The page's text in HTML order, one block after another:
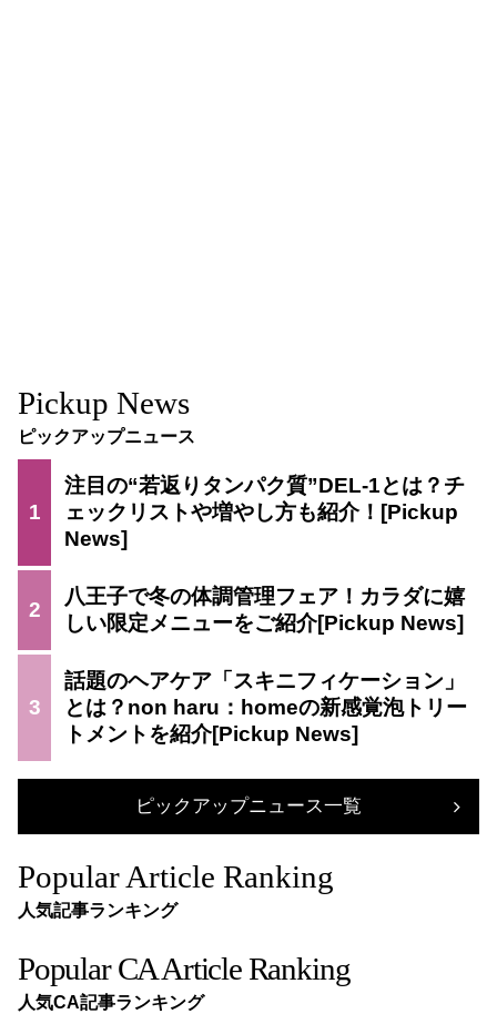
Pickup News
ピックアップニュース
1
注目の“若返りタンパク質”DEL-1とは？チ
ェックリストや増やし方も紹介！
2
八王子で冬の体調管理フェア！カラダに嬉
しい限定メニューをご紹介
3
話題のヘアケア「スキニフィケーション」
とは？non haru：homeの新感覚泡トリー
トメントを紹介
ピックアップニュース一覧
Popular Article Ranking
人気記事ランキング
Popular CA Article Ranking
人気CA記事ランキング